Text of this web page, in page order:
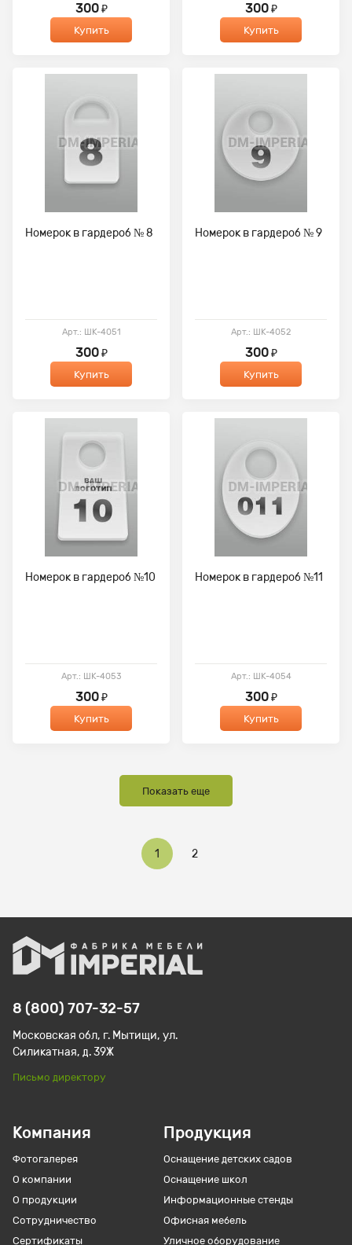
300₽
Купить
300₽
Купить
Номерок в гардероб № 8
Арт.: ШК-4051
300₽
Купить
Номерок в гардероб № 9
Арт.: ШК-4052
300₽
Купить
Номерок в гардероб №10
Арт.: ШК-4053
300₽
Купить
Номерок в гардероб №11
Арт.: ШК-4054
300₽
Купить
Показать еще
1 2
Компания
Фотогалерея
О компании
О продукции
Сотрудничество
Сертификаты
Продукция
Оснащение детских садов
Оснащение школ
Информационные стенды
Офисная мебель
Уличное оборудование
8 (800) 707-32-57
Московская обл, г. Мытищи, ул.
Силикатная, д. 39Ж
Письмо директору